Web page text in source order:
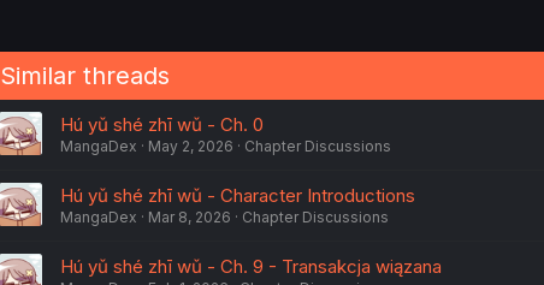
Similar threads
Hú yǔ shé zhī wǔ - Ch. 0
MangaDex May 2, 2026 Chapter Discussions
Hú yǔ shé zhī wǔ - Character Introductions
MangaDex Mar 8, 2026 Chapter Discussions
Hú yǔ shé zhī wǔ - Ch. 9 - Transakcja wiązana